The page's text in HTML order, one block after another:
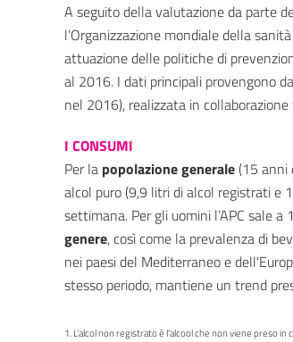
A seguito della valutazione da parte
l’Organizzazione mondiale della
attuazione delle politiche di
al 2016. I dati principali provengono
nel 2016), realizzata in
I CONSUMI
Per la popolazione generale(15 anni
alcol puro (9,9 litri di alcol registrati e
settimana. Per gli uomini l’APC sale
genere, così come la prevalenza di
nei paesi del Mediterraneo e
stesso periodo, mantiene un trend
1. L'alcol non registrato è l'alcool che non viene preso